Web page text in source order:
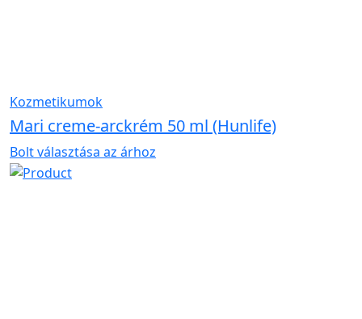
Kozmetikumok
Mari creme-arckrém 50 ml (Hunlife)
Bolt választása az árhoz